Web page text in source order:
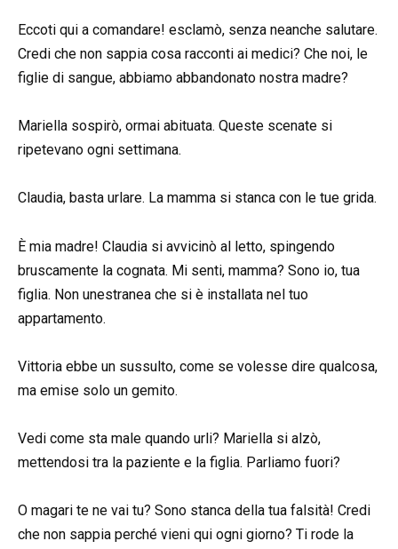
Eccoti qui a comandare! esclamò, senza neanche salutare.
Credi che non sappia cosa racconti ai medici? Che noi, le
figlie di sangue, abbiamo abbandonato nostra madre?
Mariella sospirò, ormai abituata. Queste scenate si
ripetevano ogni settimana.
Claudia, basta urlare. La mamma si stanca con le tue grida.
È mia madre! Claudia si avvicinò al letto, spingendo
bruscamente la cognata. Mi senti, mamma? Sono io, tua
figlia. Non unestranea che si è installata nel tuo
appartamento.
Vittoria ebbe un sussulto, come se volesse dire qualcosa,
ma emise solo un gemito.
Vedi come sta male quando urli? Mariella si alzò,
mettendosi tra la paziente e la figlia. Parliamo fuori?
O magari te ne vai tu? Sono stanca della tua falsità! Credi
che non sappia perché vieni qui ogni giorno? Ti rode la